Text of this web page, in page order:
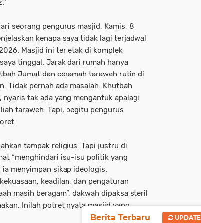
seorang pengurus masjid, Kamis, 8
kenapa saya tidak lagi terjadwal
Masjid ini terletak di komplek
tinggal. Jarak dari rumah hanya
Jumat dan ceramah taraweh rutin di
Tidak pernah ada masalah. Khutbah
tak ada yang mengantuk apalagi
taraweh. Tapi, begitu pengurus
tampak religius. Tapi justru di
“menghindari isu-isu politik yang
menyimpan sikap ideologis.
keadilan, dan pengaturan
masih beragam”, dakwah dipaksa steril
Inilah potret nyata masjid yang
Berita Terbaru UPDATE